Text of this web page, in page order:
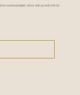
for tomteområdet, så her står du helt fritt til